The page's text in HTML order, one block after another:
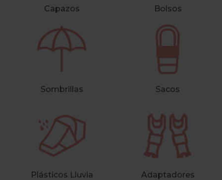
Capazos Bolsos
Sombrillas Sacos
Plásticos Lluvia Adaptadores